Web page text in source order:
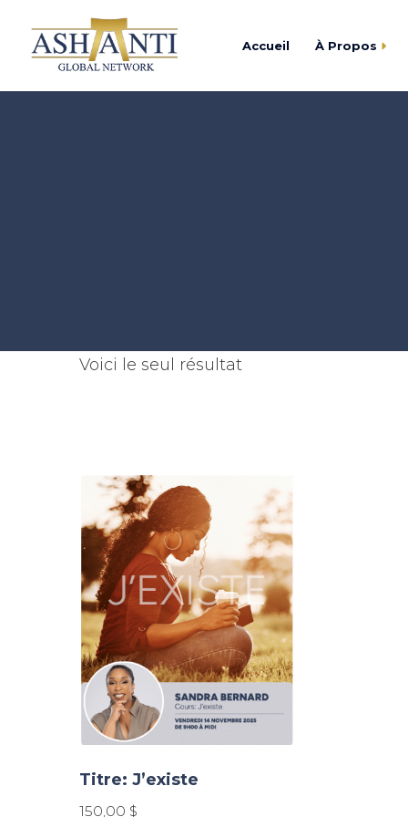
Accueil À Propos
Voici le seul résultat
Titre: J’existe
150,00 $